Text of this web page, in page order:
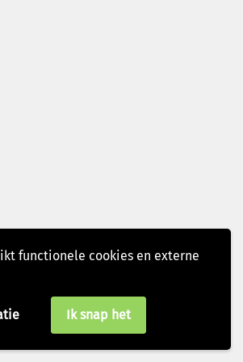
functionele cookies en externe
Ik snap het